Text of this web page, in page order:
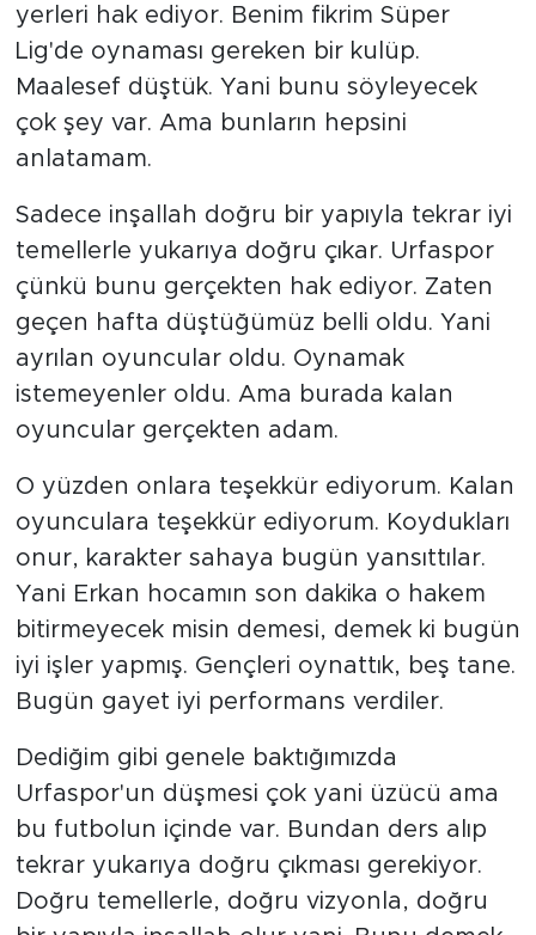
yerleri hak ediyor. Benim fikrim Süper
Lig'de oynaması gereken bir kulüp.
Maalesef düştük. Yani bunu söyleyecek
çok şey var. Ama bunların hepsini
anlatamam.
Sadece inşallah doğru bir yapıyla tekrar iyi
temellerle yukarıya doğru çıkar. Urfaspor
çünkü bunu gerçekten hak ediyor. Zaten
geçen hafta düştüğümüz belli oldu. Yani
ayrılan oyuncular oldu. Oynamak
istemeyenler oldu. Ama burada kalan
oyuncular gerçekten adam.
O yüzden onlara teşekkür ediyorum. Kalan
oyunculara teşekkür ediyorum. Koydukları
onur, karakter sahaya bugün yansıttılar.
Yani Erkan hocamın son dakika o hakem
bitirmeyecek misin demesi, demek ki bugün
iyi işler yapmış. Gençleri oynattık, beş tane.
Bugün gayet iyi performans verdiler.
Dediğim gibi genele baktığımızda
Urfaspor'un düşmesi çok yani üzücü ama
bu futbolun içinde var. Bundan ders alıp
tekrar yukarıya doğru çıkması gerekiyor.
Doğru temellerle, doğru vizyonla, doğru